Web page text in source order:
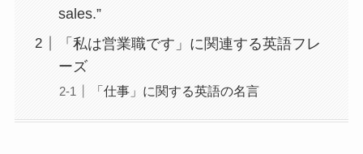
sales.”
「私は営業職です」に関連する英語フレ
ーズ
「仕事」に関する英語の名言